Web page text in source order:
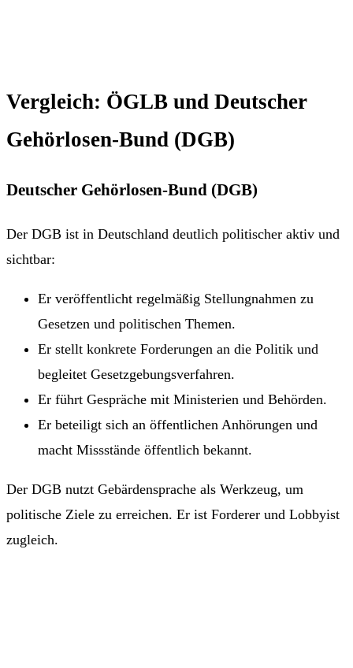
Vergleich: ÖGLB und Deutscher
Gehörlosen-Bund (DGB)
Deutscher Gehörlosen-Bund (DGB)
Der DGB ist in Deutschland deutlich politischer aktiv und
sichtbar:
Er veröffentlicht regelmäßig Stellungnahmen zu
Gesetzen und politischen Themen.
Er stellt konkrete Forderungen an die Politik und
begleitet Gesetzgebungsverfahren.
Er führt Gespräche mit Ministerien und Behörden.
Er beteiligt sich an öffentlichen Anhörungen und
macht Missstände öffentlich bekannt.
Der DGB nutzt Gebärdensprache als Werkzeug, um
politische Ziele zu erreichen. Er ist Forderer und Lobbyist
zugleich.